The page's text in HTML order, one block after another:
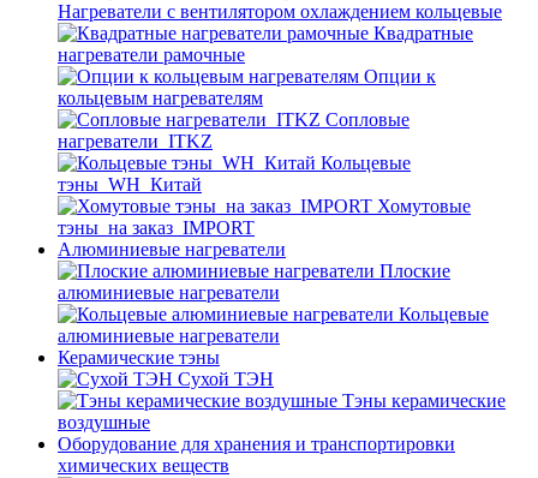
Нагреватели с вентилятором охлаждением кольцевые
Квадратные
нагреватели рамочные
Опции к
кольцевым нагревателям
Cопловые
нагреватели_ITKZ
Кольцевые
тэны_WH_Китай
Хомутовые
тэны_на заказ_IMPORT
Алюминиевые нагреватели
Плоские
алюминиевые нагреватели
Кольцевые
алюминиевые нагреватели
Керамические тэны
Сухой ТЭН
Тэны керамические
воздушные
Оборудование для хранения и транспортировки
химических веществ